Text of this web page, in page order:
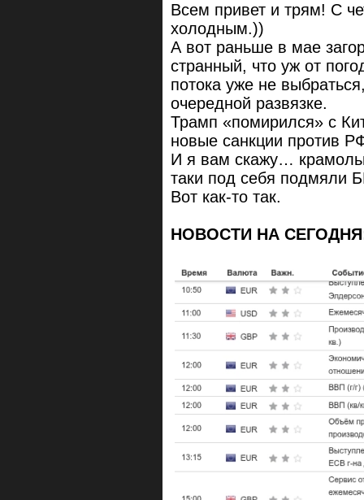
Всем привет и трям! С
холодным.))
А вот раньше в мае
странный, что уж от
потока уже не
очередной развязке.
Трамп «помирился» с
новые санкции против
И я вам скажу…
таки под себя подмяли
Вот как-то так.
НОВОСТИ НА